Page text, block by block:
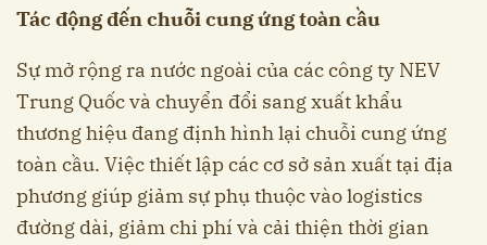
Tác động đến chuỗi cung ứng toàn cầu
Sự mở rộng ra nước ngoài của các công ty NEV
Trung Quốc và chuyển đổi sang xuất khẩu
thương hiệu đang định hình lại chuỗi cung ứng
toàn cầu. Việc thiết lập các cơ sở sản xuất tại địa
phương giúp giảm sự phụ thuộc vào logistics
đường dài, giảm chi phí và cải thiện thời gian